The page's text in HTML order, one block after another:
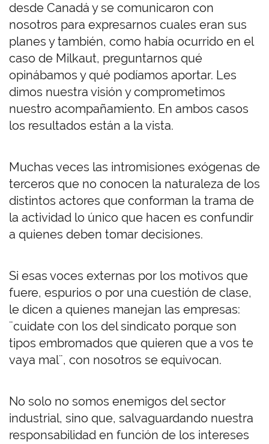
desde Canadá y se comunicaron con
nosotros para expresarnos cuales eran sus
planes y también, como había ocurrido en el
caso de Milkaut, preguntarnos qué
opinábamos y qué podíamos aportar. Les
dimos nuestra visión y comprometimos
nuestro acompañamiento. En ambos casos
los resultados están a la vista.
Muchas veces las intromisiones exógenas de
terceros que no conocen la naturaleza de los
distintos actores que conforman la trama de
la actividad lo único que hacen es confundir
a quienes deben tomar decisiones.
Si esas voces externas por los motivos que
fuere, espurios o por una cuestión de clase,
le dicen a quienes manejan las empresas:
¨cuidate con los del sindicato porque son
tipos embromados que quieren que a vos te
vaya mal¨, con nosotros se equivocan.
No solo no somos enemigos del sector
industrial, sino que, salvaguardando nuestra
responsabilidad en función de los intereses